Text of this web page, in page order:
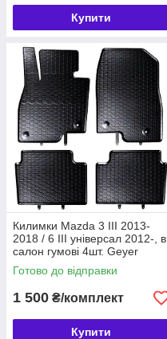
Купити
Килимки Mazda 3 III 2013-
2018 / 6 III універсал 2012-, в
салон гумові 4шт. Geyer
& Hosaja Польща (862/4C)
Готово до відправки
1 500 ₴/комплект
Купити